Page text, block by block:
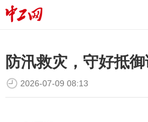
防汛救灾，守好抵
2026-07-09 08:13